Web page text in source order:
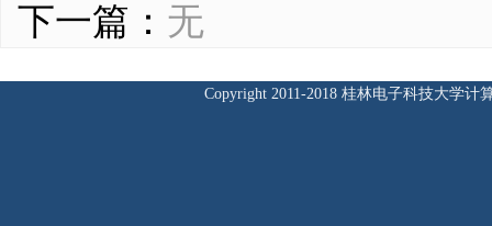
下一篇： 无
Copyright 2011-2018 桂林电子科技大学